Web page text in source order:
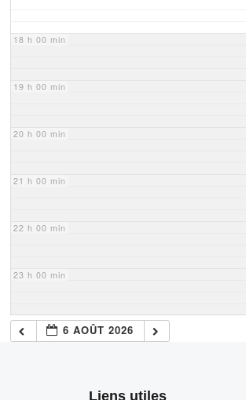
18 h 00 min
19 h 00 min
20 h 00 min
21 h 00 min
22 h 00 min
23 h 00 min
6 AOÛT 2026
Liens utiles